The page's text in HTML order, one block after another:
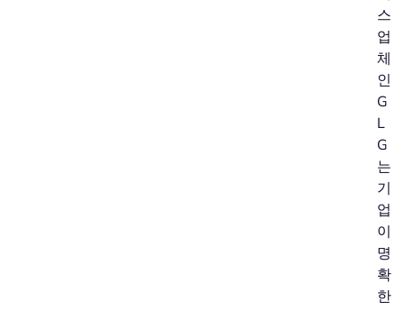
스
업
체
인
G
L
G
는
기
업
이
명
확
한